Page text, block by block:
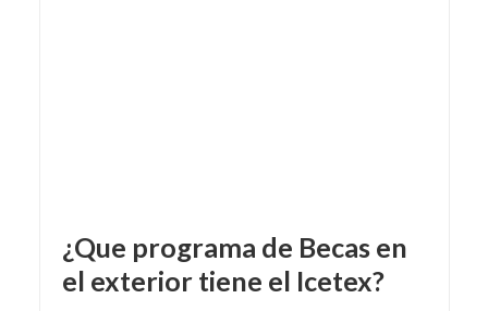
¿Que programa de Becas en
el exterior tiene el Icetex?